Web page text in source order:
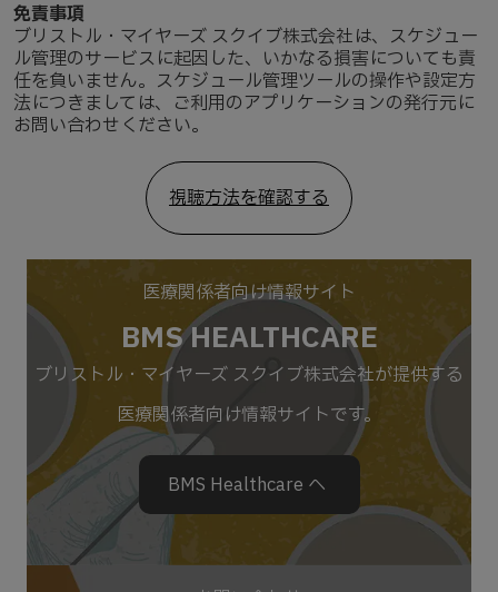
免責事項
ブリストル・マイヤーズ スクイブ株式会社は、スケジュー
ル管理のサービスに起因した、いかなる損害についても責
任を負いません。スケジュール管理ツールの操作や設定方
法につきましては、ご利用のアプリケーションの発行元に
お問い合わせください。
視聴方法を確認する
医療関係者向け情報サイト
BMS HEALTHCARE
ブリストル・マイヤーズ スクイブ株式会社が提供する
医療関係者向け情報サイトです。
BMS Healthcare へ